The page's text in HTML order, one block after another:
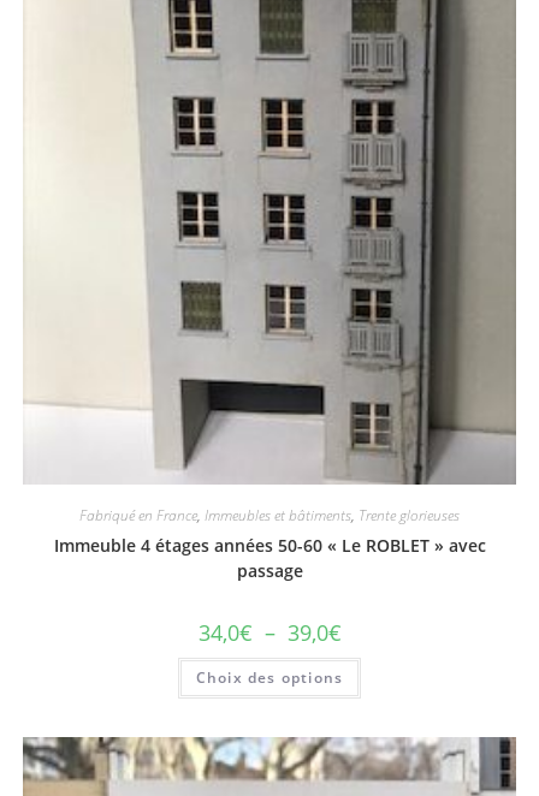
Fabriqué en France, Immeubles et bâtiments, Trente glorieuses
Immeuble 4 étages années 50-60 « Le ROBLET » avec
passage
34,0€ – 39,0€
Choix des options